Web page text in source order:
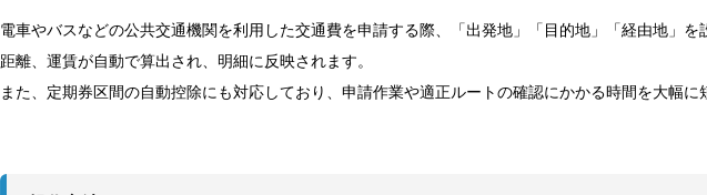
電車やバスなどの公共交通機関を利用した交通費を申請する際、「出発地」「目的地」「経由地」
距離、運賃が自動で算出され、明細に反映されます。
また、定期券区間の自動控除にも対応しており、申請作業や適正ルートの確認にかかる時間を大幅に